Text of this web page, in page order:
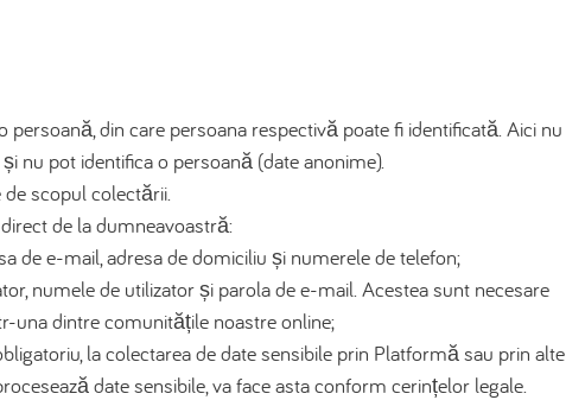
din care persoana respectivă poate fi identificată. Aici nu
nu pot identifica o persoană (date anonime).
scopul colectării.
de la dumneavoastră:
de e-mail, adresa de domiciliu și numerele de telefon;
numele de utilizator și parola de e-mail. Acestea sunt necesare
una dintre comunitățile noastre online;
la colectarea de date sensibile prin Platformă sau prin alte
date sensibile, va face asta conform cerințelor legale.